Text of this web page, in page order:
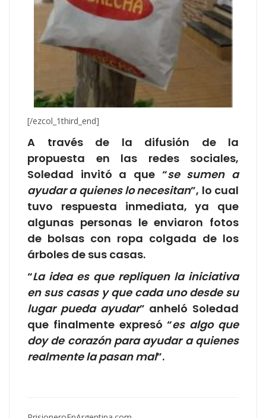
[/ezcol_1third_end]
A través de la difusión de la
propuesta en las redes sociales,
Soledad invitó a que “se sumen a
ayudar a quienes lo necesitan”, lo cual
tuvo respuesta inmediata, ya que
algunas personas le enviaron fotos
de bolsas con ropa colgada de los
árboles de sus casas.
“La idea es que repliquen la iniciativa
en sus casas y que cada uno desde su
lugar pueda ayudar” anheló Soledad
que finalmente expresó “es algo que
doy de corazón para ayudar a quienes
realmente la pasan mal”.